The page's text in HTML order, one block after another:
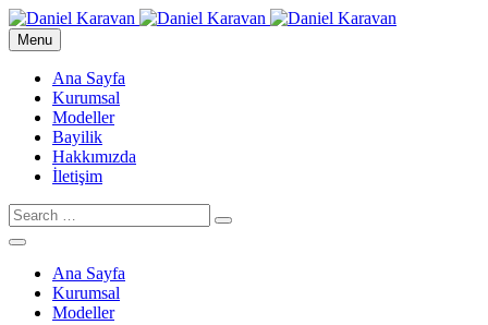
Menu
Ana Sayfa
Kurumsal
Modeller
Bayilik
Hakkımızda
İletişim
Ana Sayfa
Kurumsal
Modeller